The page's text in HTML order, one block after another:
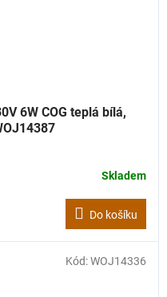
6W COG teplá bílá,
Skladem
Do košíku
Kód:WOJ14336